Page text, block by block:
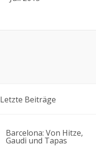
Letzte Beiträge
Barcelona: Von Hitze,
Gaudi und Tapas